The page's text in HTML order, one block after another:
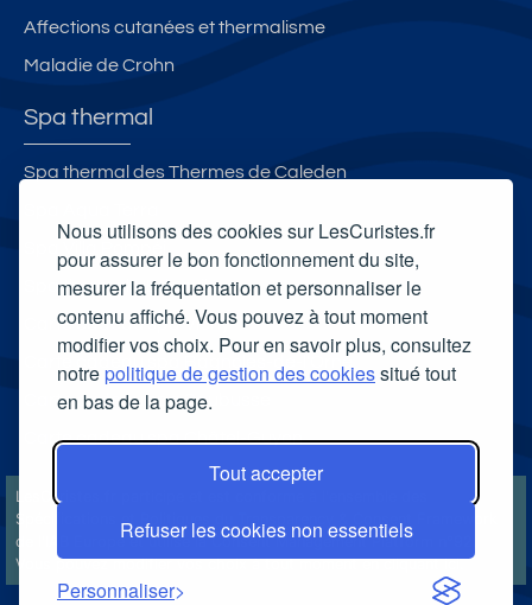
Nous utilisons des cookies sur LesCuristes.fr
pour assurer le bon fonctionnement du site,
mesurer la fréquentation et personnaliser le
contenu affiché. Vous pouvez à tout moment
modifier vos choix. Pour en savoir plus, consultez
notrepolitique de gestion des cookiessitué tout
en bas de la page.
Tout accepter
Refuser les cookies non essentiels
Personnaliser
Affections cutanées et thermalisme
Maladie de Crohn
Spa thermal
Spa thermal des Thermes de Caleden
Spa thermal L'Edenvik
Carte cadeau spa Vichy
Carte cadeau spa Bagnoles-de-l'Orne
Carte cadeau spa Saubusse
Carte cadeau spa Châtel-Guyon
LesCuristes.fr participe et est conforme à l'ensemble des
Spécifications et Politiques du Transparency & Consent Framework
de l'IAB Europe et utilise la Consent Management Platform n°92.
Vous pouvez modifier vos choix à tout moment encliquant ici.